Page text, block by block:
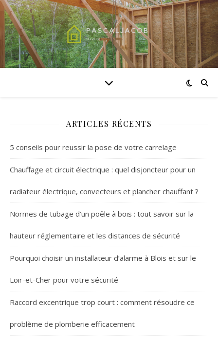
ARTICLES RÉCENTS
5 conseils pour reussir la pose de votre carrelage
Chauffage et circuit électrique : quel disjoncteur pour un
radiateur électrique, convecteurs et plancher chauffant ?
Normes de tubage d’un poêle à bois : tout savoir sur la
hauteur réglementaire et les distances de sécurité
Pourquoi choisir un installateur d’alarme à Blois et sur le
Loir-et-Cher pour votre sécurité
Raccord excentrique trop court : comment résoudre ce
problème de plomberie efficacement